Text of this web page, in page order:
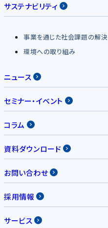
サステナビリティ
事業を通じた社会課題の解決
環境への取り組み
ニュース
セミナー・イベント
コラム
資料ダウンロード
お問い合わせ
採用情報
サービス